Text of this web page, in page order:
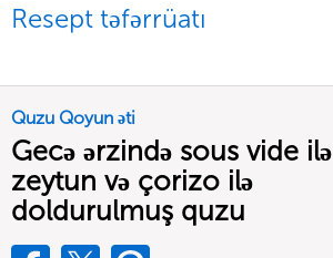
Resept təfərrüatı
Quzu Qoyun əti
Gecə ərzində sous vide ilə
zeytun və çorizo ilə
doldurulmuş quzu